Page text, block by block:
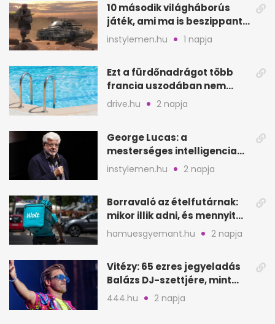
10 második világháborús
játék, ami ma is beszippant
a képernyő elé
instylemen.hu 1 napja
Ezt a fürdőnadrágot több
francia uszodában nem
fogadják el
drive.hu 2 napja
George Lucas: a
mesterséges intelligencia
lehet Hollywood következő
lépése
instylemen.hu 2 napja
Borravaló az ételfutárnak:
mikor illik adni, és mennyit
rendeléskor?
hamuesgyemant.hu 2 napja
Vitézy: 65 ezres jegyeladás
Balázs DJ-szettjére, mint
metró nélküli Puskás-meccs
444.hu 2 napja